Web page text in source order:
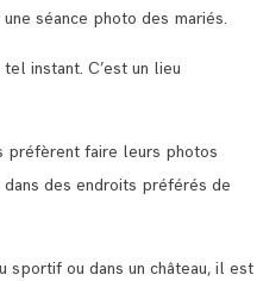
séance photo des mariés.
instant. C’est un lieu
préfèrent faire leurs photos
des endroits préférés de
sportif ou dans un château, il est